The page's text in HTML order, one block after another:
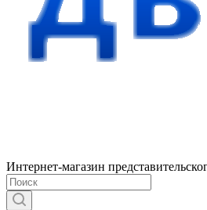
Интернет-магазин